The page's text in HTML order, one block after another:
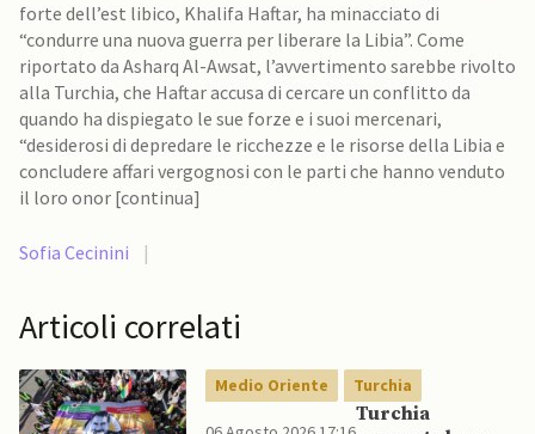
forte dell’est libico, Khalifa Haftar, ha minacciato di
“condurre una nuova guerra per liberare la Libia”. Come
riportato da Asharq Al-Awsat, l’avvertimento sarebbe rivolto
alla Turchia, che Haftar accusa di cercare un conflitto da
quando ha dispiegato le sue forze e i suoi mercenari,
“desiderosi di depredare le ricchezze e le risorse della Libia e
concludere affari vergognosi con le parti che hanno venduto
il loro onor [continua]
Sofia Cecinini |
Articoli correlati
Medio Oriente Turchia
Turchia